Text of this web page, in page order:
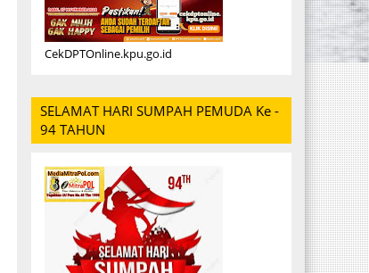
CekDPTOnline.kpu.go.id
SELAMAT HARI SUMPAH PEMUDA Ke -
94 TAHUN